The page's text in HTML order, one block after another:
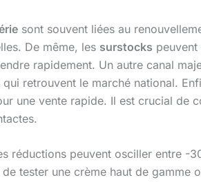
sont souvent liées au
De même, les surstocks
rapidement. Un autre canal
retrouvent le marché national.
une vente rapide. Il est crucial de
réductions peuvent osciller entre -
tester une crème haut de gamme